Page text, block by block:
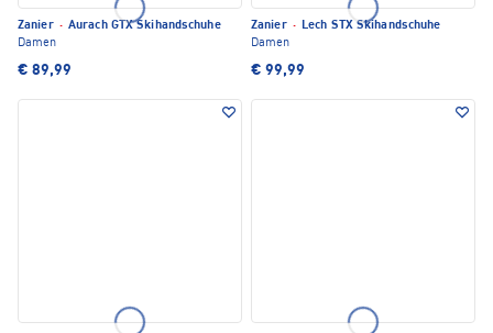
Zanier · Aurach GTX Skihandschuhe
Damen
€ 89,99
Zanier · Lech STX Skihandschuhe
Damen
€ 99,99